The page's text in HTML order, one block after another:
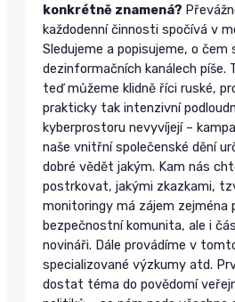
konkrétně znamená?
každodenní činnosti spočívá v
Sledujeme a popisujeme, o čem
dezinformačních kanálech píše.
teď můžeme klidně říci ruské,
prakticky tak intenzivní
kyberprostoru nevyvíjejí –
naše vnitřní společenské dění
dobré vědět jakým. Kam nás
postrkovat, jakými zkazkami,
monitoringy má zájem zejména
bezpečnostní komunita, ale i
novináři. Dále provádíme v
specializované výzkumy atd.
dostat téma do povědomí